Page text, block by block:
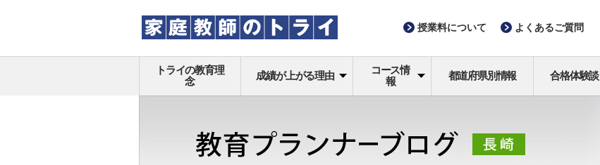
授業料について よくあるご質問
トライの教育理
念
成績が上がる理由
コース情
報
都道府県別情報 合格体験談